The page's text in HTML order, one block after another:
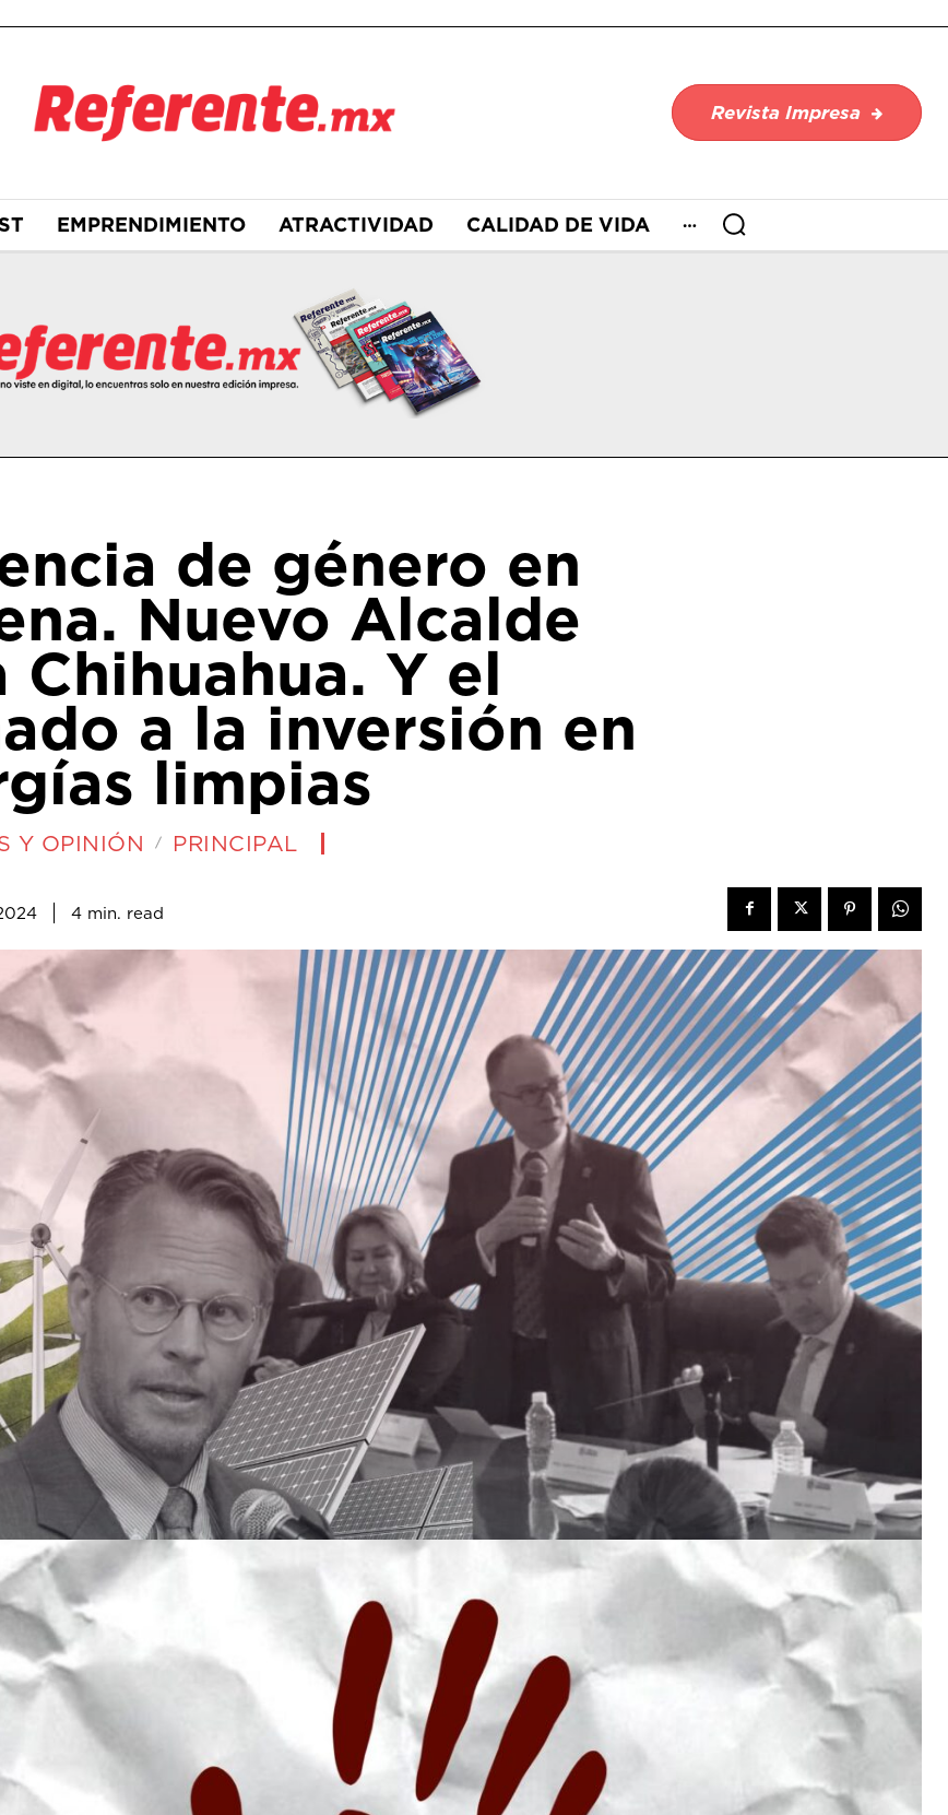
Revista Impresa
EMPRENDIMIENTO ATRACTIVIDAD CALIDAD DE VIDA
de género en
Nuevo Alcalde
Chihuahua. Y el
a la inversión en
limpias
Y OPINIÓN PRINCIPAL
4 min. read